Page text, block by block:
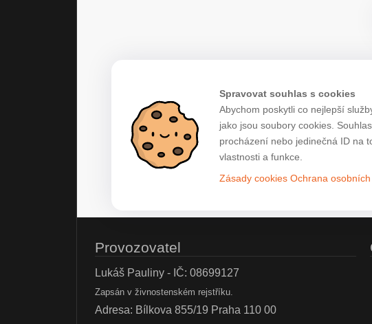
Spravovat souhlas s cookies
Abychom poskytli co nejlepší
jako jsou soubory cookies.
procházení nebo jedinečná ID na
vlastnosti a funkce.
Zásady cookies Ochrana
Provozovatel
Lukáš Pauliny - IČ: 08699127
Zapsán v živnostenském rejstříku.
Adresa: Bílkova 855/19 Praha 110 00